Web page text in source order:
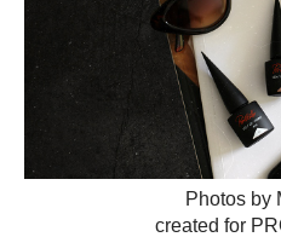
Photos by
created for